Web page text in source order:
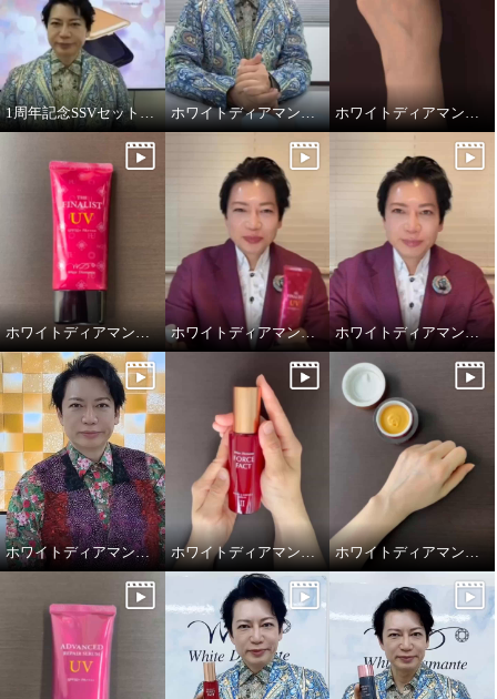
ホワイトディアマンテ 薬用ホワ
イト＆ リンクルセラムＩＩ “フォ
ースファクト セラムＩＩ” デビ
ュー２本特別セット
¥0
ホワイトディアマンテ 薬用ホワ
イト＆ リンクルセラムＩＩ “フォ
ースファクト セラムＩＩ” ２本
スペシャルセット
¥0
1周年記念SSVセット！ホワイトディアマンテ オールインワンファンデ ホワイトディアマンテ フローズンワールドクリーム
ホワイトディアマンテ ザ ファイナリストUV ホワイトディアマンテ ザ ファイナリストUV ホワイトディアマンテ ハピエンスリップラグゼUVⅡ
ホワイトディアマンテ 大創業祭2025特別セット ホワイトディアマンテ 薬用ホワイト＆ リンクルセラムⅡ “フォースファクトセラムⅡ” ホワイトディアマンテ 薬用ホワイト＆ リンクルクリームⅡ “フォースファクトⅡ”